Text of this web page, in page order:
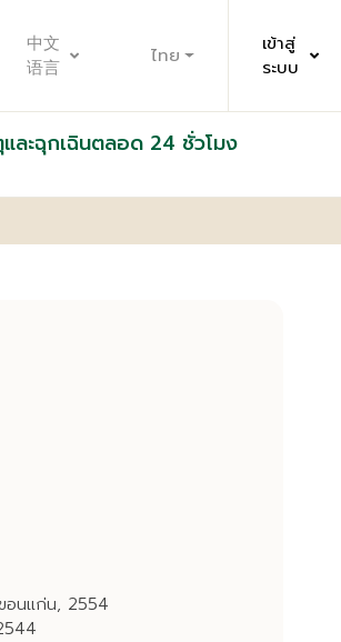
中文
语言
ไทย
เข้าสู่
ระบบ
ละฉุกเฉินตลอด 24 ชั่วโมง
อนแก่น, 2554